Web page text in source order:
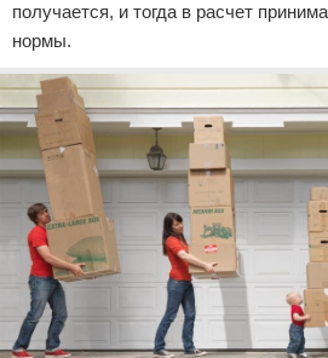
получается, и тогда в расчет
нормы.